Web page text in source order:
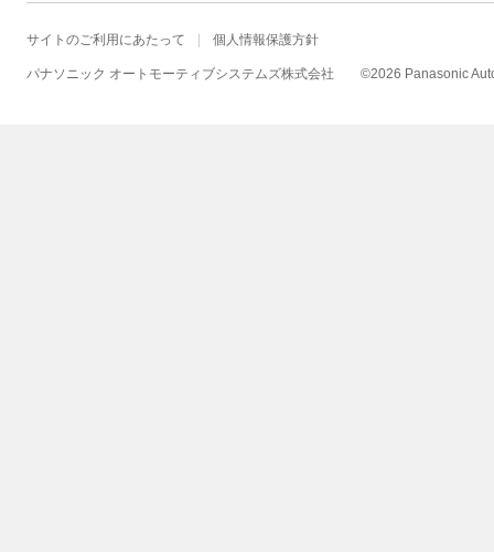
サイトのご利用にあたって 個人情報保護方針
パナソニック オートモーティブシステムズ株式会社 ©2026 Panasonic